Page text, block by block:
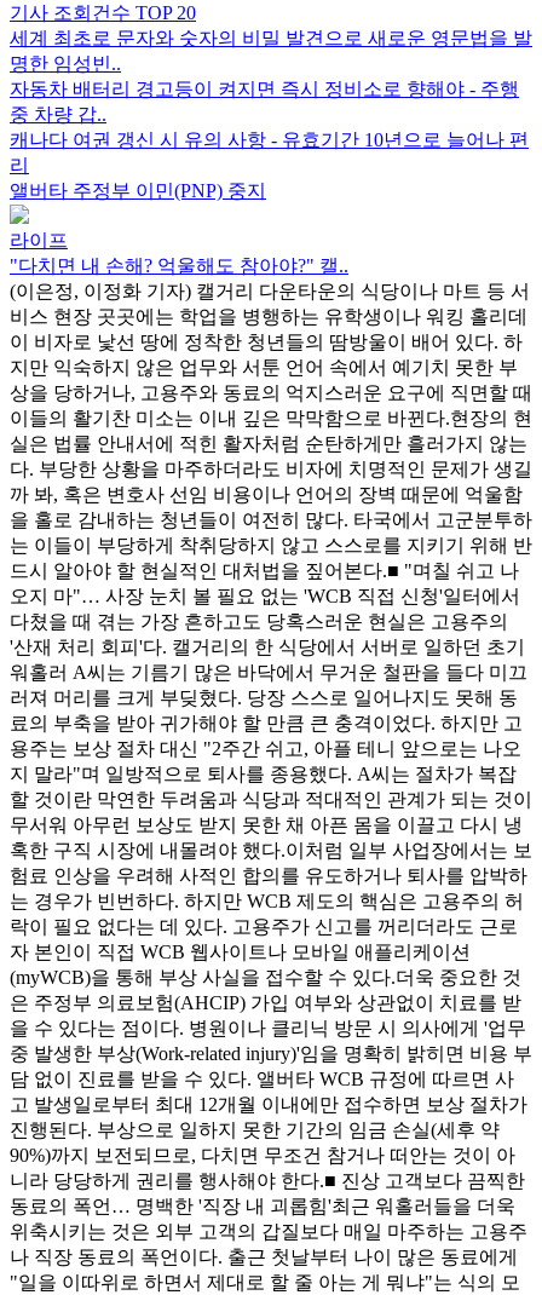
기사 조회건수 TOP 20
세계 최초로 문자와 숫자의 비밀 발견으로 새로운 영문법을 발
명한 임성빈..
자동차 배터리 경고등이 켜지면 즉시 정비소로 향해야 - 주행
중 차량 갑..
캐나다 여권 갱신 시 유의 사항 - 유효기간 10년으로 늘어나 편
리
앨버타 주정부 이민(PNP) 중지
라이프
"다치면 내 손해? 억울해도 참아야?" 캘..
(이은정, 이정화 기자) 캘거리 다운타운의 식당이나 마트 등 서
비스 현장 곳곳에는 학업을 병행하는 유학생이나 워킹 홀리데
이 비자로 낯선 땅에 정착한 청년들의 땀방울이 배어 있다. 하
지만 익숙하지 않은 업무와 서툰 언어 속에서 예기치 못한 부
상을 당하거나, 고용주와 동료의 억지스러운 요구에 직면할 때
이들의 활기찬 미소는 이내 깊은 막막함으로 바뀐다.현장의 현
실은 법률 안내서에 적힌 활자처럼 순탄하게만 흘러가지 않는
다. 부당한 상황을 마주하더라도 비자에 치명적인 문제가 생길
까 봐, 혹은 변호사 선임 비용이나 언어의 장벽 때문에 억울함
을 홀로 감내하는 청년들이 여전히 많다. 타국에서 고군분투하
는 이들이 부당하게 착취당하지 않고 스스로를 지키기 위해 반
드시 알아야 할 현실적인 대처법을 짚어본다.■ "며칠 쉬고 나
오지 마"… 사장 눈치 볼 필요 없는 'WCB 직접 신청'일터에서
다쳤을 때 겪는 가장 흔하고도 당혹스러운 현실은 고용주의
'산재 처리 회피'다. 캘거리의 한 식당에서 서버로 일하던 초기
워홀러 A씨는 기름기 많은 바닥에서 무거운 철판을 들다 미끄
러져 머리를 크게 부딪혔다. 당장 스스로 일어나지도 못해 동
료의 부축을 받아 귀가해야 할 만큼 큰 충격이었다. 하지만 고
용주는 보상 절차 대신 "2주간 쉬고, 아플 테니 앞으로는 나오
지 말라"며 일방적으로 퇴사를 종용했다. A씨는 절차가 복잡
할 것이란 막연한 두려움과 식당과 적대적인 관계가 되는 것이
무서워 아무런 보상도 받지 못한 채 아픈 몸을 이끌고 다시 냉
혹한 구직 시장에 내몰려야 했다.이처럼 일부 사업장에서는 보
험료 인상을 우려해 사적인 합의를 유도하거나 퇴사를 압박하
는 경우가 빈번하다. 하지만 WCB 제도의 핵심은 고용주의 허
락이 필요 없다는 데 있다. 고용주가 신고를 꺼리더라도 근로
자 본인이 직접 WCB 웹사이트나 모바일 애플리케이션
(myWCB)을 통해 부상 사실을 접수할 수 있다.더욱 중요한 것
은 주정부 의료보험(AHCIP) 가입 여부와 상관없이 치료를 받
을 수 있다는 점이다. 병원이나 클리닉 방문 시 의사에게 '업무
중 발생한 부상(Work-related injury)'임을 명확히 밝히면 비용 부
담 없이 진료를 받을 수 있다. 앨버타 WCB 규정에 따르면 사
고 발생일로부터 최대 12개월 이내에만 접수하면 보상 절차가
진행된다. 부상으로 일하지 못한 기간의 임금 손실(세후 약
90%)까지 보전되므로, 다치면 무조건 참거나 떠안는 것이 아
니라 당당하게 권리를 행사해야 한다.■ 진상 고객보다 끔찍한
동료의 폭언… 명백한 '직장 내 괴롭힘'최근 워홀러들을 더욱
위축시키는 것은 외부 고객의 갑질보다 매일 마주하는 고용주
나 직장 동료의 폭언이다. 출근 첫날부터 나이 많은 동료에게
"일을 이따위로 하면서 제대로 할 줄 아는 게 뭐냐"는 식의 모